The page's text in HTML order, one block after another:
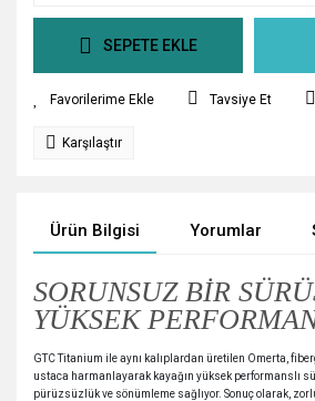
SEPETE EKLE
Tavsiye Et
Karşılaştır
Ürün Bilgisi Yorumlar
SORUNSUZ BIR
YÜKSEK
GTC Titanium ile aynı kalıplardan üretilen Omerta,
ustaca harmanlayarak kayağın yüksek performanslı
pürüzsüzlük ve sönümleme sağlıyor. Sonuç olarak,